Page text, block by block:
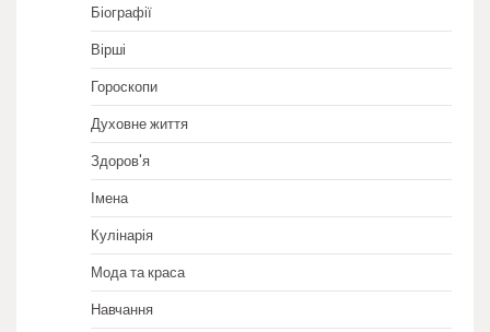
Біографії
Вірші
Гороскопи
Духовне життя
Здоров'я
Імена
Кулінарія
Мода та краса
Навчання